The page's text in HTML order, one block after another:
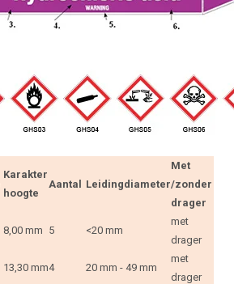
Karakter
hoogte
Aantal Leidingdiameter
Met
/zonder
drager
8,00 mm 5 <20 mm
met
drager
13,30 mm4 20 mm - 49 mm
met
drager